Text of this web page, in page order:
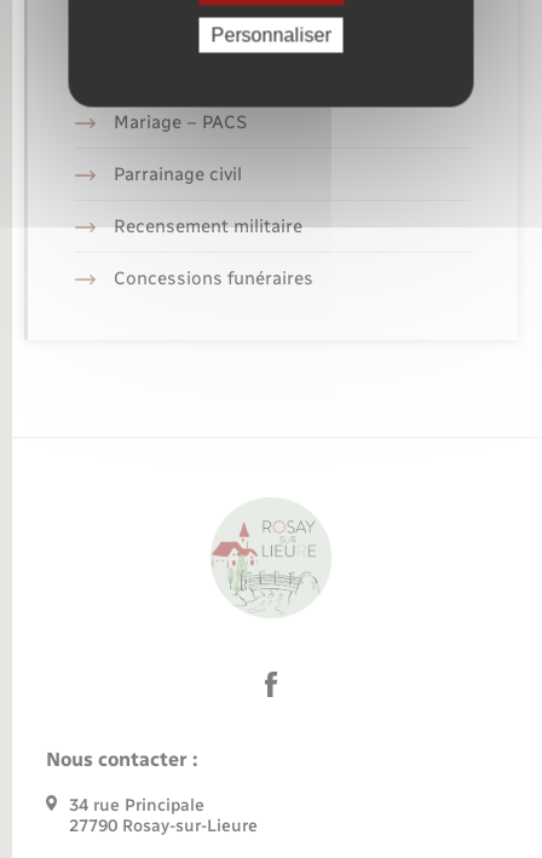
Mariage – PACS
Parrainage civil
Recensement militaire
Concessions funéraires
Nous contacter :
34 rue Principale
27790 Rosay-sur-Lieure
Personnaliser